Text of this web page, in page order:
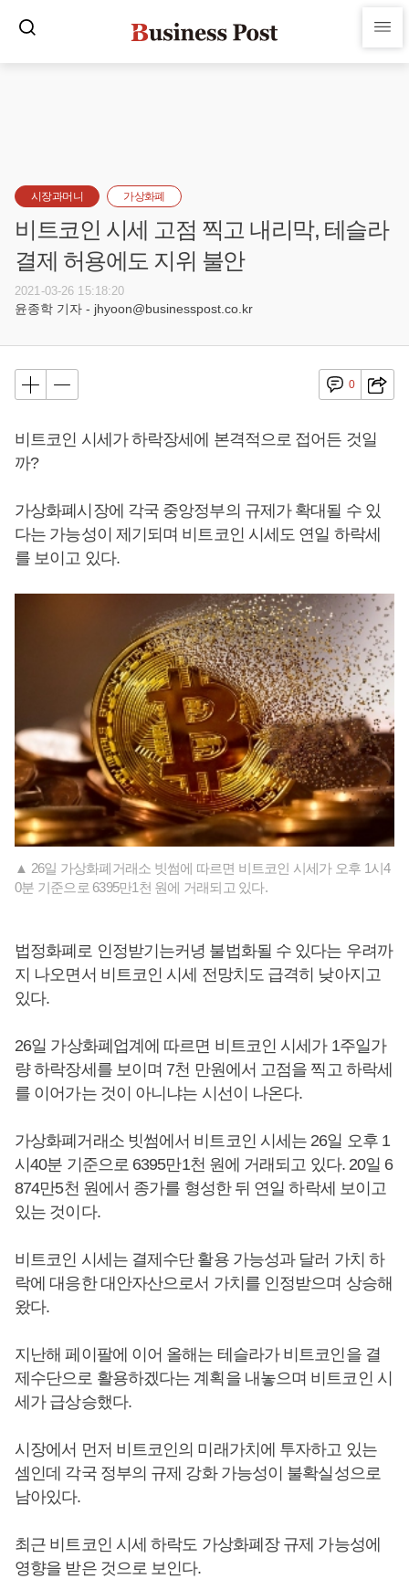
시장과머니 가상화폐
비트코인 시세 고점 찍고 내리막, 테슬라
결제 허용에도 지위 불안
2021-03-26 15:18:20
윤종학 기자 - jhyoon@businesspost.co.kr
0
비트코인 시세가 하락장세에 본격적으로 접어든 것일
까?
가상화폐시장에 각국 중앙정부의 규제가 확대될 수 있
다는 가능성이 제기되며 비트코인 시세도 연일 하락세
를 보이고 있다.
▲ 26일 가상화폐거래소 빗썸에 따르면 비트코인 시세가 오후 1시4
0분 기준으로 6395만1천 원에 거래되고 있다.
법정화폐로 인정받기는커녕 불법화될 수 있다는 우려까
지 나오면서 비트코인 시세 전망치도 급격히 낮아지고
있다.
26일 가상화폐업계에 따르면 비트코인 시세가 1주일가
량 하락장세를 보이며 7천 만원에서 고점을 찍고 하락세
를 이어가는 것이 아니냐는 시선이 나온다.
가상화폐거래소 빗썸에서 비트코인 시세는 26일 오후 1
시40분 기준으로 6395만1천 원에 거래되고 있다. 20일 6
874만5천 원에서 종가를 형성한 뒤 연일 하락세 보이고
있는 것이다.
비트코인 시세는 결제수단 활용 가능성과 달러 가치 하
락에 대응한 대안자산으로서 가치를 인정받으며 상승해
왔다.
지난해 페이팔에 이어 올해는 테슬라가 비트코인을 결
제수단으로 활용하겠다는 계획을 내놓으며 비트코인 시
세가 급상승했다.
시장에서 먼저 비트코인의 미래가치에 투자하고 있는
셈인데 각국 정부의 규제 강화 가능성이 불확실성으로
남아있다.
최근 비트코인 시세 하락도 가상화폐장 규제 가능성에
영향을 받은 것으로 보인다.